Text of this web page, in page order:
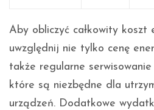
Aby obliczyć całkowity koszt
uwzględnij nie tylko cenę
także regularne
które są niezbędne dla
urządzeń. Dodatkowe